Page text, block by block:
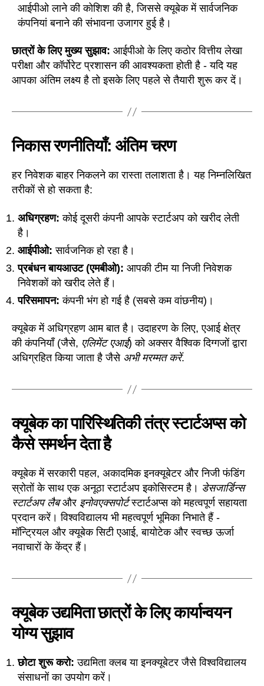
आईपीओ लाने की कोशिश की है, जिससे क्यूबेक में सार्वजनिक
कंपनियां बनाने की संभावना उजागर हुई है।
छात्रों के लिए मुख्य सुझाव: आईपीओ के लिए कठोर वित्तीय लेखा
परीक्षा और कॉर्पोरेट प्रशासन की आवश्यकता होती है - यदि यह
आपका अंतिम लक्ष्य है तो इसके लिए पहले से तैयारी शुरू कर दें।
निकास रणनीतियाँ: अंतिम चरण
हर निवेशक बाहर निकलने का रास्ता तलाशता है। यह निम्नलिखित
तरीकों से हो सकता है:
अधिग्रहण: कोई दूसरी कंपनी आपके स्टार्टअप को खरीद लेती
है।
आईपीओ: सार्वजनिक हो रहा है।
प्रबंधन बायआउट (एमबीओ): आपकी टीम या निजी निवेशक
निवेशकों को खरीद लेते हैं।
परिसमापन: कंपनी भंग हो गई है (सबसे कम वांछनीय)।
क्यूबेक में अधिग्रहण आम बात है। उदाहरण के लिए, एआई क्षेत्र
की कंपनियाँ (जैसे, एलिमेंट एआई) को अक्सर वैश्विक दिग्गजों द्वारा
अधिग्रहित किया जाता है जैसे अभी मरम्मत करें.
क्यूबेक का पारिस्थितिकी तंत्र स्टार्टअप्स को
कैसे समर्थन देता है
क्यूबेक में सरकारी पहल, अकादमिक इनक्यूबेटर और निजी फंडिंग
स्रोतों के साथ एक अनूठा स्टार्टअप इकोसिस्टम है। डेसजार्डिन्स
स्टार्टअप लैबऔर इनोवएक्सपोर्टस्टार्टअप्स को महत्वपूर्ण सहायता
प्रदान करें। विश्वविद्यालय भी महत्वपूर्ण भूमिका निभाते हैं -
मॉन्ट्रियल और क्यूबेक सिटी एआई, बायोटेक और स्वच्छ ऊर्जा
नवाचारों के केंद्र हैं।
क्यूबेक उद्यमिता छात्रों के लिए कार्यान्वयन
योग्य सुझाव
छोटा शुरू करो: उद्यमिता क्लब या इनक्यूबेटर जैसे विश्वविद्यालय
संसाधनों का उपयोग करें।